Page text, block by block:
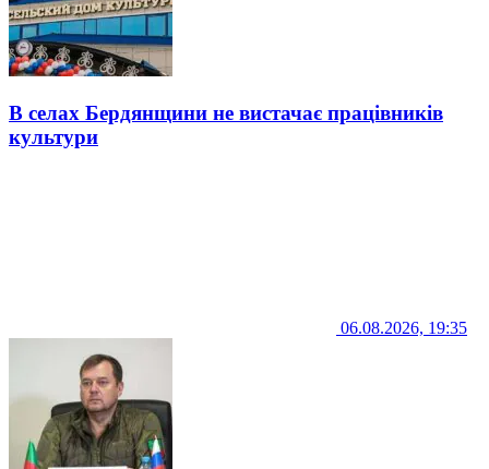
В селах Бердянщини не вистачає працівників
культури
06.08.2026, 19:35